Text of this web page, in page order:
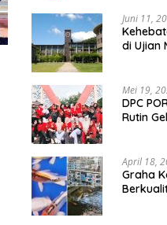
Juni 11,
di Ujian
Mei 19,
DPC
Rutin
April 18,
Graha